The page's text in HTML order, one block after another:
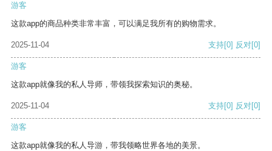
游客
这款app的商品种类非常丰富，可以满足我所有的购物需求。
2025-11-04 支持[0] 反对[0]
游客
这款app就像我的私人导师，带领我探索知识的奥秘。
2025-11-04 支持[0] 反对[0]
游客
这款app就像我的私人导游，带我领略世界各地的美景。